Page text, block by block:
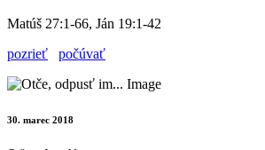
Matúš 27:1-66, Ján 19:1-42
pozrieť
počúvať
30. marec 2018